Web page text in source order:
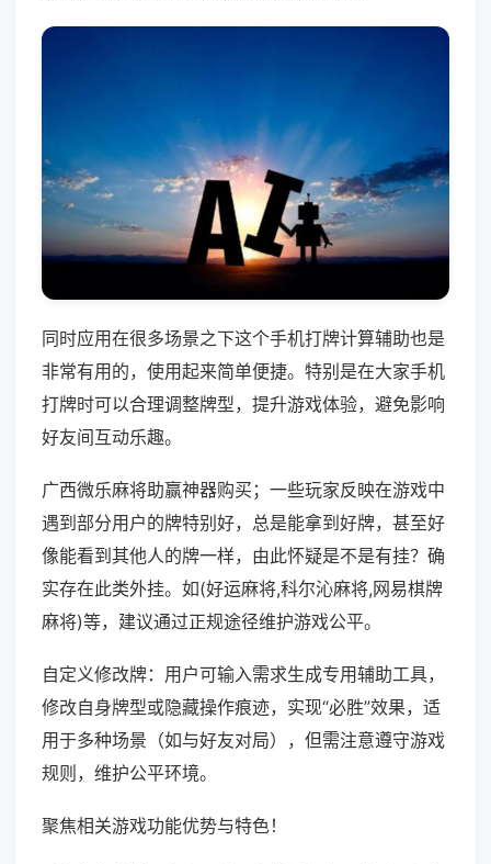
同时应用在很多场景之下这个手机打牌计算辅助也是
非常有用的，使用起来简单便捷。特别是在大家手机
打牌时可以合理调整牌型，提升游戏体验，避免影响
好友间互动乐趣。
广西微乐麻将助赢神器购买；一些玩家反映在游戏中
遇到部分用户的牌特别好，总是能拿到好牌，甚至好
像能看到其他人的牌一样，由此怀疑是不是有挂？确
实存在此类外挂。如(好运麻将,科尔沁麻将,网易棋牌
麻将)等，建议通过正规途径维护游戏公平。
自定义修改牌：用户可输入需求生成专用辅助工具，
修改自身牌型或隐藏操作痕迹，实现“必胜”效果，适
用于多种场景（如与好友对局），但需注意遵守游戏
规则，维护公平环境。
聚焦相关游戏功能优势与特色！